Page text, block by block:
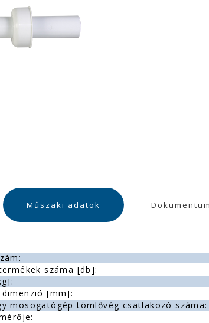
Műszaki adatok
száma [db]:
[mm]:
mosogatógép tömlővég csatlakozó száma: